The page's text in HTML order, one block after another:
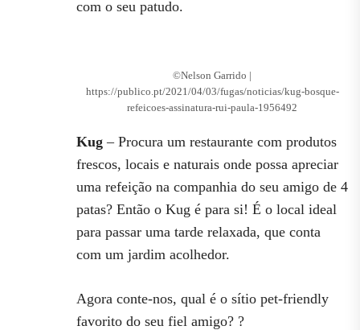
com o seu patudo.
©Nelson Garrido |
https://publico.pt/2021/04/03/fugas/noticias/kug-bosque-
refeicoes-assinatura-rui-paula-1956492
Kug – Procura um restaurante com produtos
frescos, locais e naturais onde possa apreciar
uma refeição na companhia do seu amigo de 4
patas? Então o Kug é para si! É o local ideal
para passar uma tarde relaxada, que conta
com um jardim acolhedor.
Agora conte-nos, qual é o sítio pet-friendly
favorito do seu fiel amigo? ?